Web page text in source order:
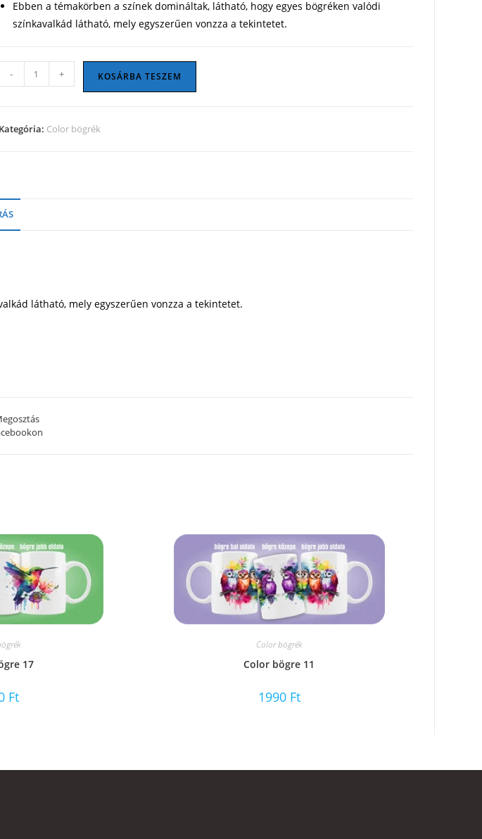
Ebben a témakörben a színek domináltak, látható, hogy egyes bögréken valódi
színkavalkád látható, mely egyszerűen vonzza a tekintetet.
mennyiség
- + KOSÁRBA TESZEM
Kategória: Color bögrék
látható, mely egyszerűen vonzza a tekintetet.
17
Ft
Color bögrék
Color bögre 11
1990 Ft